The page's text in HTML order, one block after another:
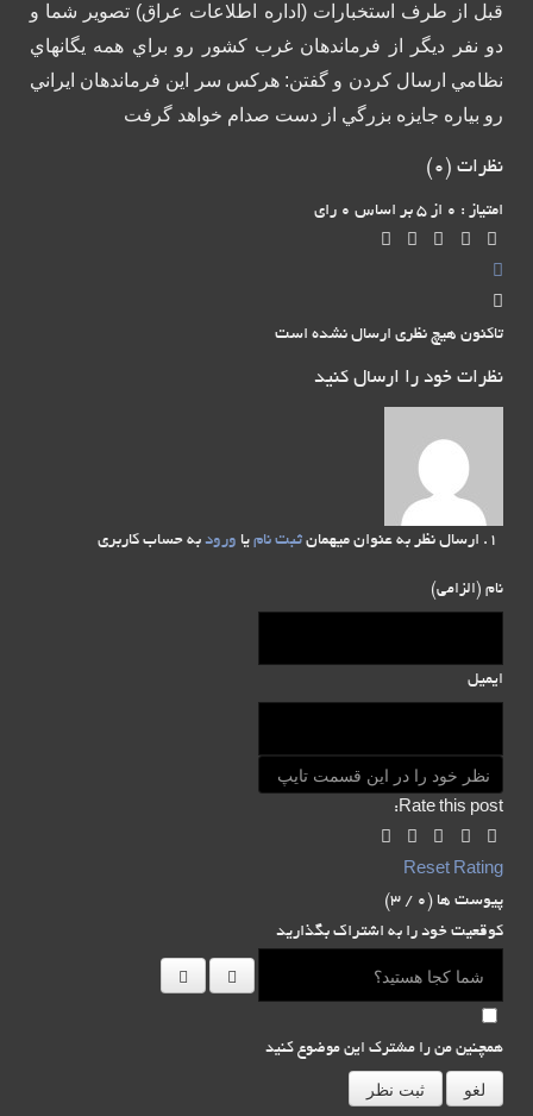
قبل از طرف استخبارات (اداره اطلاعات عراق) تصوير شما و
دو نفر ديگر از فرماندهان غرب كشور رو براي همه يگانهاي
نظامي ارسال كردن و گفتن: هركس سر اين فرماندهان ايراني
رو بياره جايزه بزرگي از دست صدام خواهد گرفت
نظرات ( 0
)
امتیاز : 0 از 5 بر اساس 0 رای
تاکنون هیچ نظری ارسال نشده است
نظرات خود را ارسال کنید
ارسال نظر به عنوان میهمان ثبت نام یا ورود به حساب کاربری
نام (الزامی)
ایمیل
Rate this post:
Reset Rating
پیوست ها ( 0
/ 3)
کوقعیت خود را به اشتراک بگذارید
همچنین من را مشترک این موضوع کنید
لغو ثبت نظر